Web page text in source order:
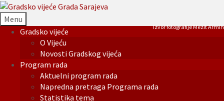
Menu
Gradsko vijeće
O Vijeću
Novosti Gradskog vijeća
Program rada
Aktuelni program rada
Napredna pretraga Programa rada
Statistika tema
Izvor fotografije Mezit Armin